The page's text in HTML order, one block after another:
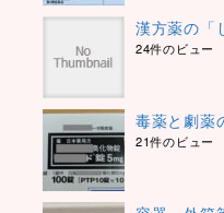
漢方薬の「
24件のビュー
毒薬と劇薬
21件のビュー